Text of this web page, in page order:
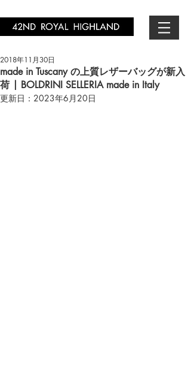
made in Tuscany の上質レザーバッグが新入
荷 | BOLDRINI SELLERIA made in Italy
2018年11月30日
更新日： 2023年6月20日